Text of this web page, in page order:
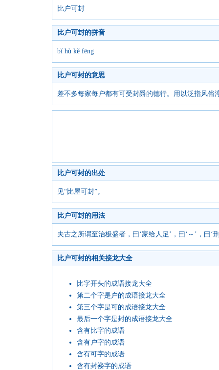
比户可封
比户可封的拼音
bǐ hù kě fēng
比户可封的意思
差不多每家每户都有可受封爵的德行。用以泛指风俗
比户可封的出处
见“比屋可封”。
比户可封的用法
夫古之所谓至治极盛者，曰‘家给人足’，曰‘～’，曰
比户可封的相关接龙大全
比字开头的成语接龙大全
第二个字是户的成语接龙大全
第三个字是可的成语接龙大全
最后一个字是封的成语接龙大全
含有比字的成语
含有户字的成语
含有可字的成语
含有封褛字的成语